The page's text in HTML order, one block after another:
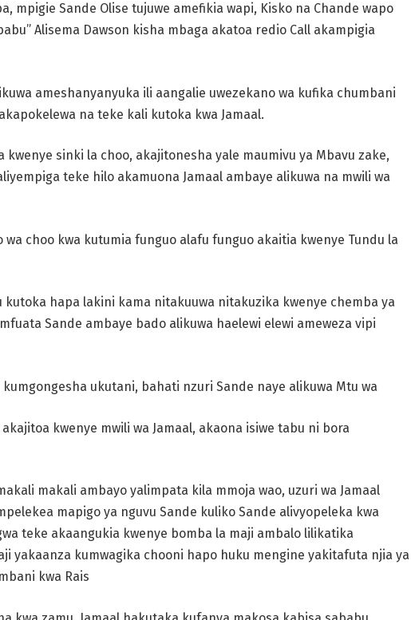
mpigie Sande Olise tujuwe amefikia wapi, Kisko na Chande wapo
Alisema Dawson kisha mbaga akatoa redio Call akampigia
ameshanyanyuka ili aangalie uwezekano wa kufika chumbani
na teke kali kutoka kwa Jamaal.
kwenye sinki la choo, akajitonesha yale maumivu ya Mbavu zake,
teke hilo akamuona Jamaal ambaye alikuwa na mwili wa
wa choo kwa kutumia funguo alafu funguo akaitia kwenye Tundu la
kutoka hapa lakini kama nitakuuwa nitakuzika kwenye chemba ya
Sande ambaye bado alikuwa haelewi elewi ameweza vipi
kumgongesha ukutani, bahati nzuri Sande naye alikuwa Mtu wa
kwenye mwili wa Jamaal, akaona isiwe tabu ni bora
makali ambayo yalimpata kila mmoja wao, uzuri wa Jamaal
mapigo ya nguvu Sande kuliko Sande alivyopeleka kwa
teke akaangukia kwenye bomba la maji ambalo lilikatika
yakaanza kumwagika chooni hapo huku mengine yakitafuta njia ya
kwa Rais